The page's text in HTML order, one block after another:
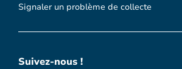
Signaler un problème de collecte
Suivez-nous !